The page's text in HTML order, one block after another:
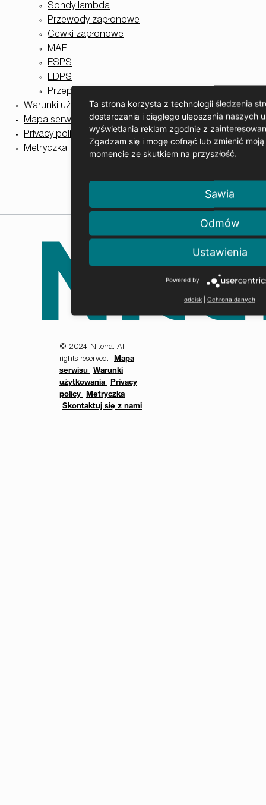
Sondy lambda
Przewody zapłonowe
Cewki zapłonowe
MAF
ESPS
EDPS
Przepustnice
Warunki użytkowania
Mapa serwisu
Privacy policy
Metryczka
© 2024 Niterra. All
rights reserved.
Mapa
serwisu
Warunki
użytkowania
Privacy
policy
Metryczka
Skontaktuj się z nami
Ta strona korzysta z technologii śledzenia
dostarczania i ciągłego ulepszania naszych
wyświetlania reklam zgodnie z
Zgadzam się i mogę cofnąć lub zmienić
momencie ze skutkiem na przyszłość.
Sawia
Odmów
Ustawienia
Powered by
odcisk | Ochrona danych